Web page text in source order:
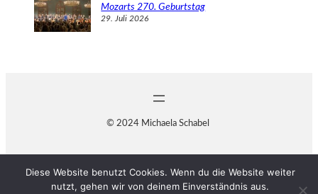
Mozarts 270. Geburtstag
29. Juli 2026
© 2024 Michaela Schabel
Diese Website benutzt Cookies. Wenn du die Website weiter
nutzt, gehen wir von deinem Einverständnis aus.